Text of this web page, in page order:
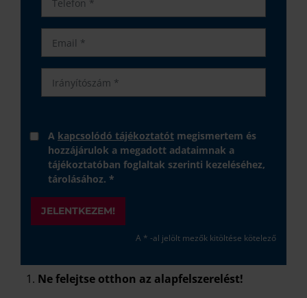
A kapcsolódó tájékoztatót megismertem és
hozzájárulok a megadott adataimnak a
tájékoztatóban foglaltak szerinti kezeléséhez,
tárolásához. *
JELENTKEZEM!
A * -al jelölt mezők kitöltése kötelező
Ne felejtse otthon az alapfelszerelést!